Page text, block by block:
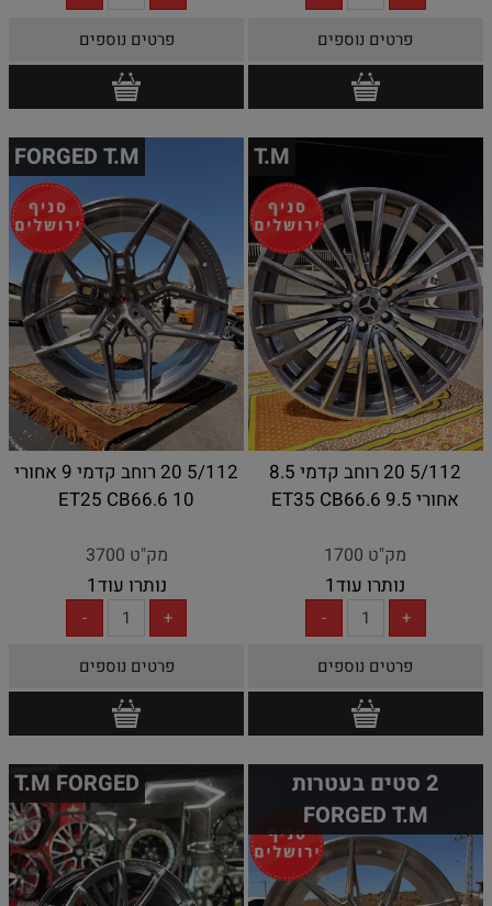
פרטים נוספים פרטים נוספים
T.M
5/112 20 רוחב קדמי 8.5
אחורי 9.5 ET35 CB66.6
מק"ט 1700
נותרו עוד1
פרטים נוספים
FORGED T.M
5/112 20 רוחב קדמי 9 אחורי
10 ET25 CB66.6
מק"ט 3700
נותרו עוד1
פרטים נוספים
2 סטים בעטרות
FORGED T.M
T.M FORGED